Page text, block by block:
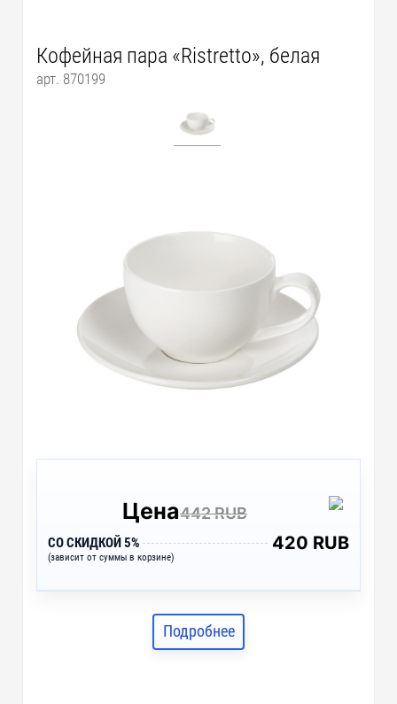
Кофейная пара «Ristretto», белая
арт. 870199
Цена442 RUB
СО СКИДКОЙ 5%
(зависит от суммы в корзине)
420 RUB
Подробнее